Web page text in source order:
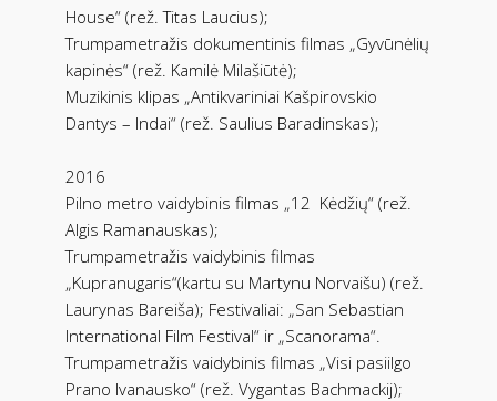
House“ (rež. Titas Laucius);
Trumpametražis dokumentinis filmas „Gyvūnėlių
kapinės“ (rež. Kamilė Milašiūtė);
Muzikinis klipas „Antikvariniai Kašpirovskio
Dantys – Indai“ (rež. Saulius Baradinskas);
2016
Pilno metro vaidybinis filmas „12 Kėdžių“ (rež.
Algis Ramanauskas);
Trumpametražis vaidybinis filmas
„Kupranugaris“(kartu su Martynu Norvaišu) (rež.
Laurynas Bareiša); Festivaliai: „San Sebastian
International Film Festival“ ir „Scanorama“.
Trumpametražis vaidybinis filmas „Visi pasiilgo
Prano Ivanausko“ (rež. Vygantas Bachmackij);